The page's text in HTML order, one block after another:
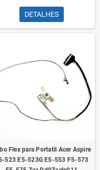
DETALHES
Flex para Portatil Acer Aspire
523 E5-523G E5-553 F5-573